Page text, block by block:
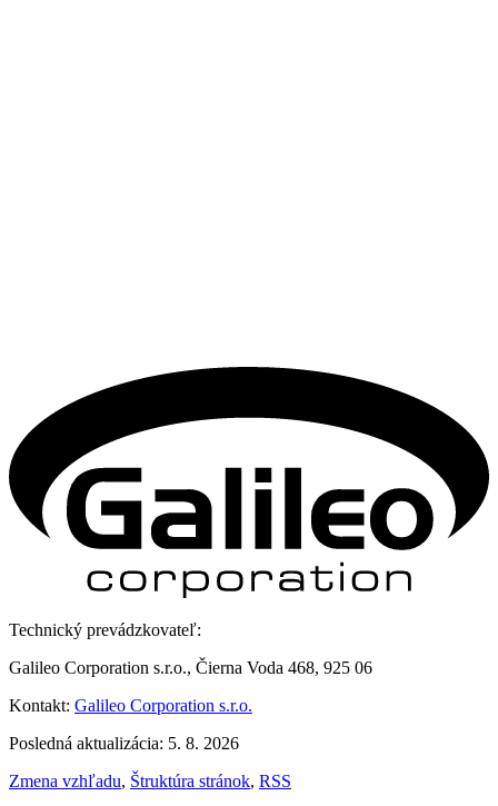
Technický prevádzkovateľ:
Galileo Corporation s.r.o., Čierna Voda 468, 925 06
Kontakt: Galileo Corporation s.r.o.
Posledná aktualizácia: 5. 8. 2026
Zmena vzhľadu, Štruktúra stránok, RSS